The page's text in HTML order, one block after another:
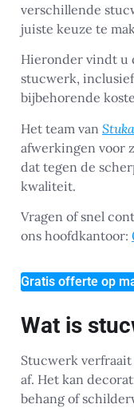
verschillende
juiste keuze te
Hieronder vindt u
stucwerk,
bijbehorende
Het team van
afwerkingen voor
dat tegen de
kwaliteit.
Vragen of snel
ons hoofdkantoor:
Gratis offerte op
Wat is
Stucwerk
af. Het kan
behang of